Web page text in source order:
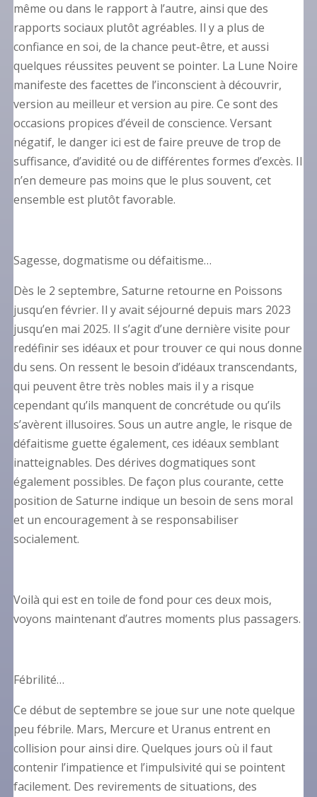
même ou dans le rapport à l’autre, ainsi que des
rapports sociaux plutôt agréables. Il y a plus de
confiance en soi, de la chance peut-être, et aussi
quelques réussites peuvent se pointer. La Lune Noire
manifeste des facettes de l’inconscient à découvrir,
version au meilleur et version au pire. Ce sont des
occasions propices d’éveil de conscience. Versant
négatif, le danger ici est de faire preuve de trop de
suffisance, d’avidité ou de différentes formes d’excès. Il
n’en demeure pas moins que le plus souvent, cet
ensemble est plutôt favorable.
Sagesse, dogmatisme ou défaitisme…
Dès le 2 septembre, Saturne retourne en Poissons
jusqu’en février. Il y avait séjourné depuis mars 2023
jusqu’en mai 2025. Il s’agit d’une dernière visite pour
redéfinir ses idéaux et pour trouver ce qui nous donne
du sens. On ressent le besoin d’idéaux transcendants,
qui peuvent être très nobles mais il y a risque
cependant qu’ils manquent de concrétude ou qu’ils
s’avèrent illusoires. Sous un autre angle, le risque de
défaitisme guette également, ces idéaux semblant
inatteignables. Des dérives dogmatiques sont
également possibles. De façon plus courante, cette
position de Saturne indique un besoin de sens moral
et un encouragement à se responsabiliser
socialement.
Voilà qui est en toile de fond pour ces deux mois,
voyons maintenant d’autres moments plus passagers.
Fébrilité…
Ce début de septembre se joue sur une note quelque
peu fébrile. Mars, Mercure et Uranus entrent en
collision pour ainsi dire. Quelques jours où il faut
contenir l’impatience et l’impulsivité qui se pointent
facilement. Des revirements de situations, des